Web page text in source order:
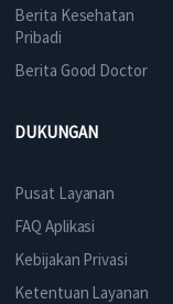
Berita Kesehatan
Pribadi
Berita Good Doctor
DUKUNGAN
Pusat Layanan
FAQ Aplikasi
Kebijakan Privasi
Ketentuan Layanan